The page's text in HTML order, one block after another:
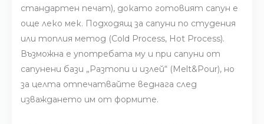
стандартен печат), докато готовият сапун е
още леко мек. Подходящ за сапуни по студения
или топлия метод (Cold Process, Hot Process).
Възможна е употребата му и при сапуни от
сапунени бази „Разтопи и излей“ (Melt&Pour), но
за целта отпечатвайте веднага след
изваждането им от формите.